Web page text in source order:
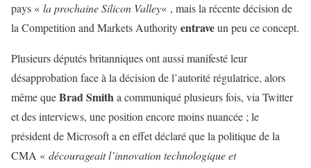
pays « la prochaine Silicon Valley« , mais la récente décision de
la Competition and Markets Authorityentraveun peu ce concept.
Plusieurs députés britanniques ont aussi manifesté leur
désapprobation face à la décision de l’autorité régulatrice, alors
même queBrad Smitha communiqué plusieurs fois, via Twitter
et des interviews, une position encore moins nuancée ; le
président de Microsoft a en effet déclaré que la politique de la
CMA « décourageait l’innovation technologique et